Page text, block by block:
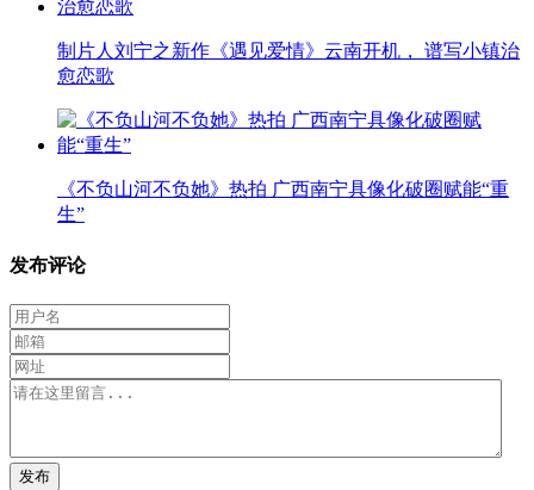
制片人刘宁之新作《遇见爱情》云南开机， 谱写小镇治
愈恋歌
《不负山河不负她》热拍 广西南宁具像化破圈赋能“重
生”
发布评论